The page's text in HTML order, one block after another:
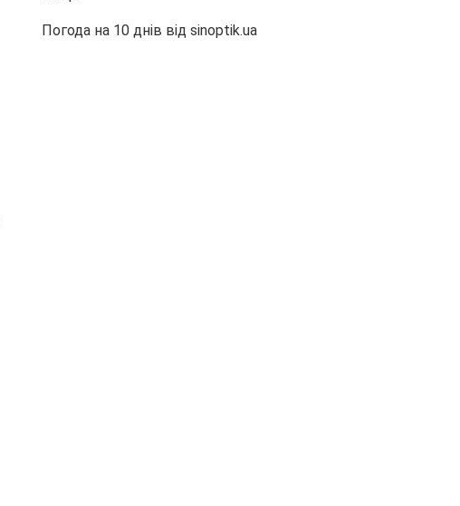
Погода на 10 днів від sinoptik.ua